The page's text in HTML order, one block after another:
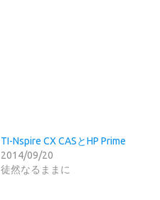
TI-Nspire CX CASとHP Prime
2014/09/20
徒然なるままに